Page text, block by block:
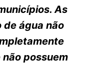
As
água não
possuem